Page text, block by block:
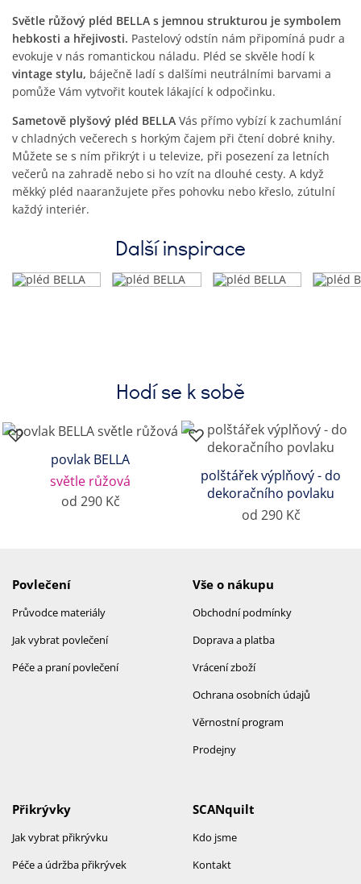
Světle růžový pléd BELLA s jemnou strukturou je symbolem
hebkosti a hřejivosti. Pastelový odstín nám připomíná pudr a
evokuje v nás romantickou náladu. Pléd se skvěle hodí k
vintage stylu, báječně ladí s dalšími neutrálními barvami a
pomůže Vám vytvořit koutek lákající k odpočinku.
Sametově plyšový pléd BELLA Vás přímo vybízí k zachumlání
v chladných večerech s horkým čajem při čtení dobré knihy.
Můžete se s ním přikrýt i u televize, při posezení za letních
večerů na zahradě nebo si ho vzít na dlouhé cesty. A když
měkký pléd naaranžujete přes pohovku nebo křeslo, zútulní
každý interiér.
Další inspirace
Hodí se k sobě
povlak BELLA
světle růžová
od 290 Kč
polštářek výplňový - do
dekoračního povlaku
od 290 Kč
Povlečení
Průvodce materiály
Jak vybrat povlečení
Péče a praní povlečení
Vše o nákupu
Obchodní podmínky
Doprava a platba
Vrácení zboží
Ochrana osobních údajů
Věrnostní program
Prodejny
SCANquilt
Kdo jsme
Kontakt
Přikrývky
Jak vybrat přikrývku
Péče a údržba přikrývek